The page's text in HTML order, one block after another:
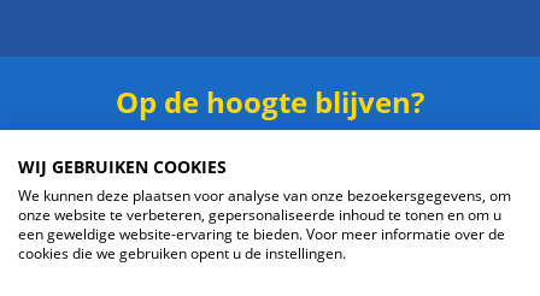
Op de hoogte blijven?
WIJ GEBRUIKEN COOKIES
We kunnen deze plaatsen voor analyse van onze bezoekersgegevens, om
onze website te verbeteren, gepersonaliseerde inhoud te tonen en om u
een geweldige website-ervaring te bieden. Voor meer informatie over de
cookies die we gebruiken opent u de instellingen.